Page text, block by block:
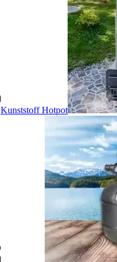
Kunststoff Hotpot